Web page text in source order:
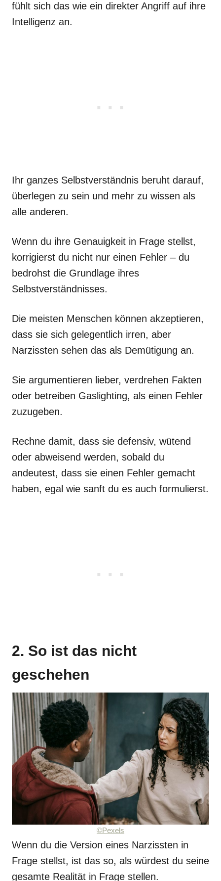
fühlt sich das wie ein direkter Angriff auf ihre
Intelligenz an.
Ihr ganzes Selbstverständnis beruht darauf,
überlegen zu sein und mehr zu wissen als
alle anderen.
Wenn du ihre Genauigkeit in Frage stellst,
korrigierst du nicht nur einen Fehler – du
bedrohst die Grundlage ihres
Selbstverständnisses.
Die meisten Menschen können akzeptieren,
dass sie sich gelegentlich irren, aber
Narzissten sehen das als Demütigung an.
Sie argumentieren lieber, verdrehen Fakten
oder betreiben Gaslighting, als einen Fehler
zuzugeben.
Rechne damit, dass sie defensiv, wütend
oder abweisend werden, sobald du
andeutest, dass sie einen Fehler gemacht
haben, egal wie sanft du es auch formulierst.
2. So ist das nicht
geschehen
©Pexels
Wenn du die Version eines Narzissten in
Frage stellst, ist das so, als würdest du seine
gesamte Realität in Frage stellen.